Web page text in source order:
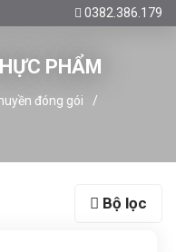
0382.386.179
PHẨM
đóng gói
Bộ lọc